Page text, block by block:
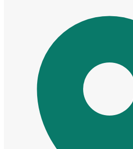
Cửa mẫu trơn phẳng